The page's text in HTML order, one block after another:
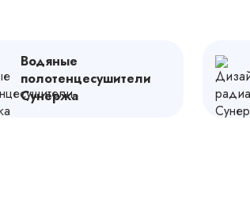
Водяные
полотенцесушители
Сунержа